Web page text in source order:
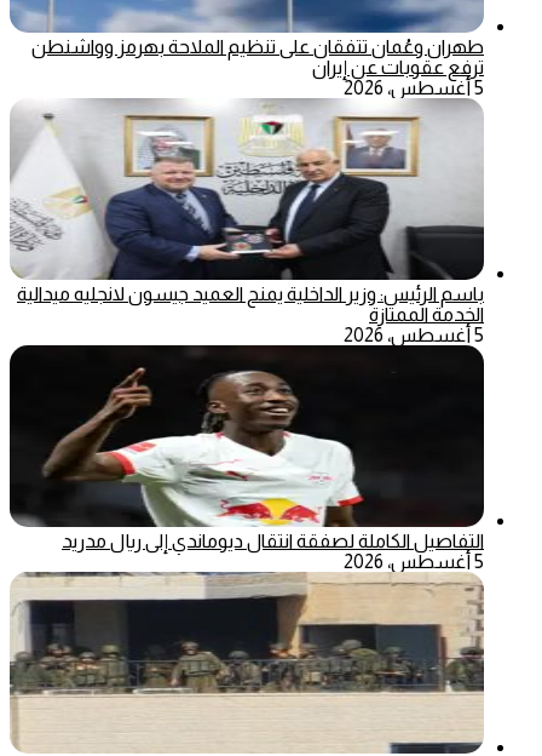
طهران وعُمان تتفقان على تنظيم الملاحة بهرمز وواشنطن
ترفع عقوبات عن إيران
5 أغسطس، 2026
باسم الرئيس: وزير الداخلية يمنح العميد جيسون لانجليه ميدالية
الخدمة الممتازة
5 أغسطس، 2026
التفاصيل الكاملة لصفقة انتقال ديوماندي إلى ريال مدريد
5 أغسطس، 2026